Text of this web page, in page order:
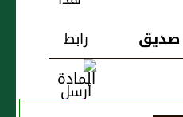
صديق